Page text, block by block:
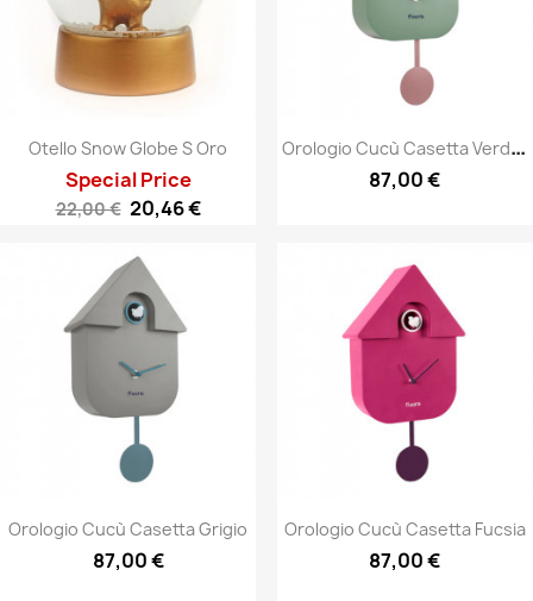
Otello Snow Globe S Oro
Special Price
22,00 € 20,46 €
O
Rologio Cucù Casetta Verde...
87,00 €
Orologio Cucù Casetta Grigio
87,00 €
Orologio Cucù Casetta Fucsia
87,00 €